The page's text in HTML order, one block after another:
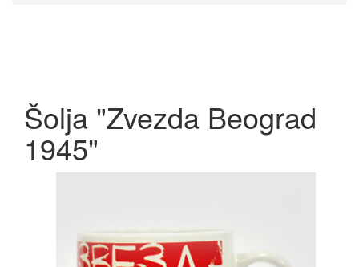
Šolja "Zvezda Beograd
1945"